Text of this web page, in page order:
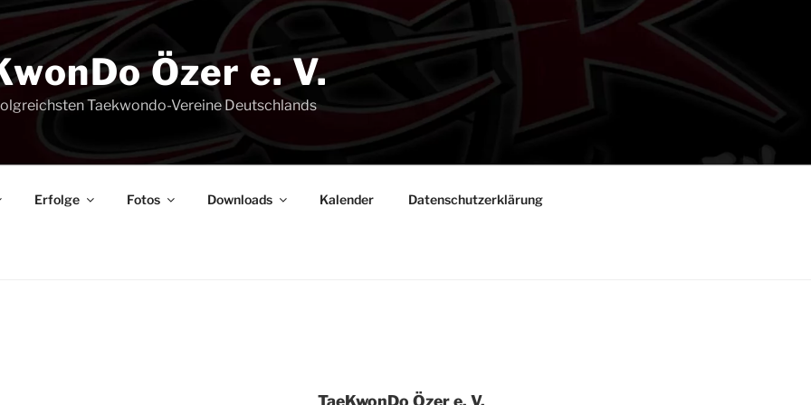
Özer e. V.
Taekwondo-Vereine Deutschlands
Erfol­ge Fotos Down­loads Kalen­der Daten­schutz­er­klä­rung
Tae­Kwon­Do Özer e. V.